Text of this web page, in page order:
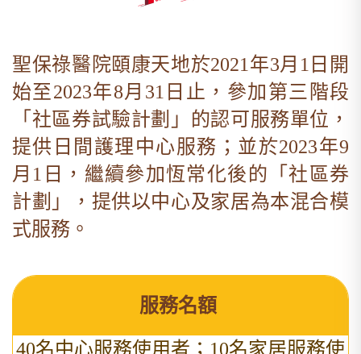
聖保祿醫院頤康天地於2021年3月1日開
始至2023年8月31日止，參加第三階段
「社區券試驗計劃」的認可服務單位，
提供日間護理中心服務；並於2023年9
月1日，繼續參加恆常化後的「社區券
計劃」，提供以中心及家居為本混合模
式服務。
服務名額
40名中心服務使用者；10名家居服務使